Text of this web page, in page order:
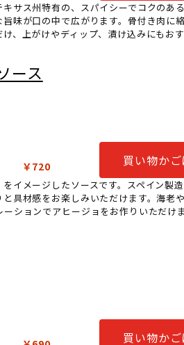
サス州特有の、スパイシーでコクのあ
味が口の中で広がります。骨付き肉に
、上がけやディップ、漬け込みにもおす
ース
￥720 買い物か
イメージしたソースです。スペイン製
具材感をお楽しみいただけます。海老
ションでアヒージョをお作りいただけま
買い物か